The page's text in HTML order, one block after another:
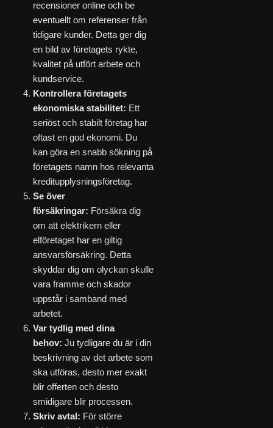
recensioner online och be
eventuellt om referenser från
tidigare kunder. Detta ger dig
en bild av företagets rykte,
kvalitet på utfört arbete och
kundservice.
Kontrollera företagets
ekonomiska stabilitet: Ett
seriöst och stabilt företag har
oftast en god ekonomi. Du
kan göra en snabb sökning på
företagets namn hos relevanta
kreditupplysningsföretag.
Se över
försäkringar: Försäkra dig
om att elektrikern eller
elföretaget har en giltig
ansvarsförsäkring. Detta
skyddar dig om olyckan skulle
vara framme och skador
uppstår i samband med
arbetet.
Var tydlig med dina
behov: Ju tydligare du är i din
beskrivning av det arbete som
ska utföras, desto mer exakt
blir offerten och desto
smidigare blir processen.
Skriv avtal: För större